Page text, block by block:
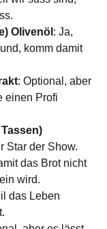
Olivenöl : Ja,
komm damit
: Optional, aber
einen Profi
Star der Show.
das Brot nicht
wird.
das Leben